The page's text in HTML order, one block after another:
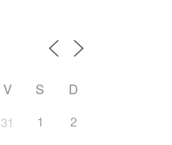
Outlook Live
V S D
31 1
2